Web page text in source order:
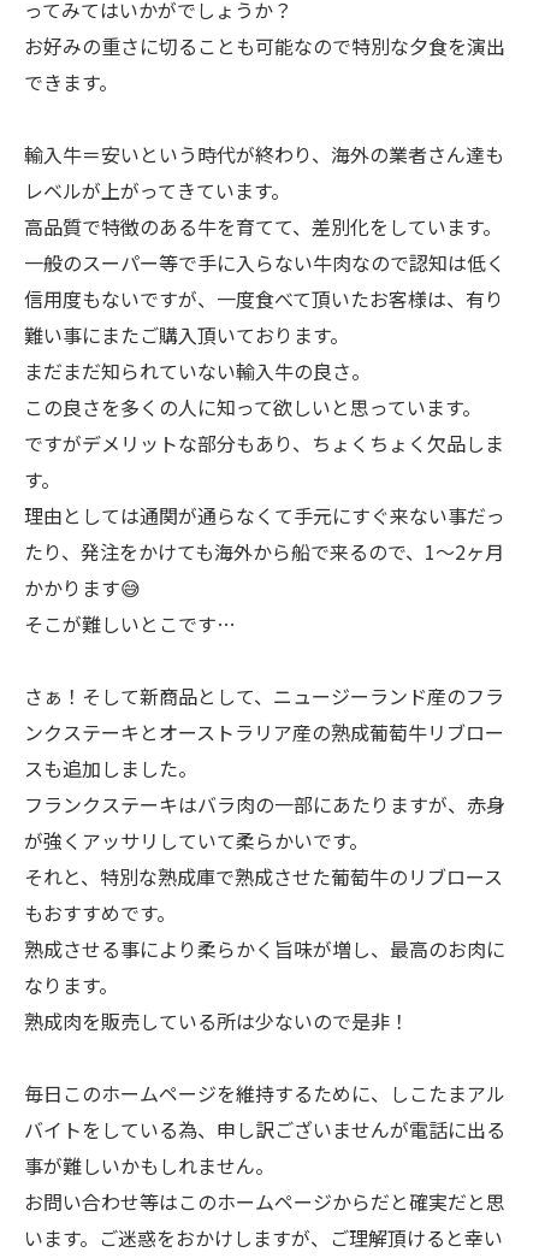
ってみてはいかがでしょうか？
お好みの重さに切ることも可能なので特別な夕食を演出
できます。
輸入牛＝安いという時代が終わり、海外の業者さん達も
レベルが上がってきています。
高品質で特徴のある牛を育てて、差別化をしています。
一般のスーパー等で手に入らない牛肉なので認知は低く
信用度もないですが、一度食べて頂いたお客様は、有り
難い事にまたご購入頂いております。
まだまだ知られていない輸入牛の良さ。
この良さを多くの人に知って欲しいと思っています。
ですがデメリットな部分もあり、ちょくちょく欠品しま
す。
理由としては通関が通らなくて手元にすぐ来ない事だっ
たり、発注をかけても海外から船で来るので、1〜2ヶ月
かかります😅
そこが難しいとこです…
さぁ！そして新商品として、ニュージーランド産のフラ
ンクステーキとオーストラリア産の熟成葡萄牛リブロー
スも追加しました。
フランクステーキはバラ肉の一部にあたりますが、赤身
が強くアッサリしていて柔らかいです。
それと、特別な熟成庫で熟成させた葡萄牛のリブロース
もおすすめです。
熟成させる事により柔らかく旨味が増し、最高のお肉に
なります。
熟成肉を販売している所は少ないので是非！
毎日このホームページを維持するために、しこたまアル
バイトをしている為、申し訳ございませんが電話に出る
事が難しいかもしれません。
お問い合わせ等はこのホームページからだと確実だと思
います。ご迷惑をおかけしますが、ご理解頂けると幸い